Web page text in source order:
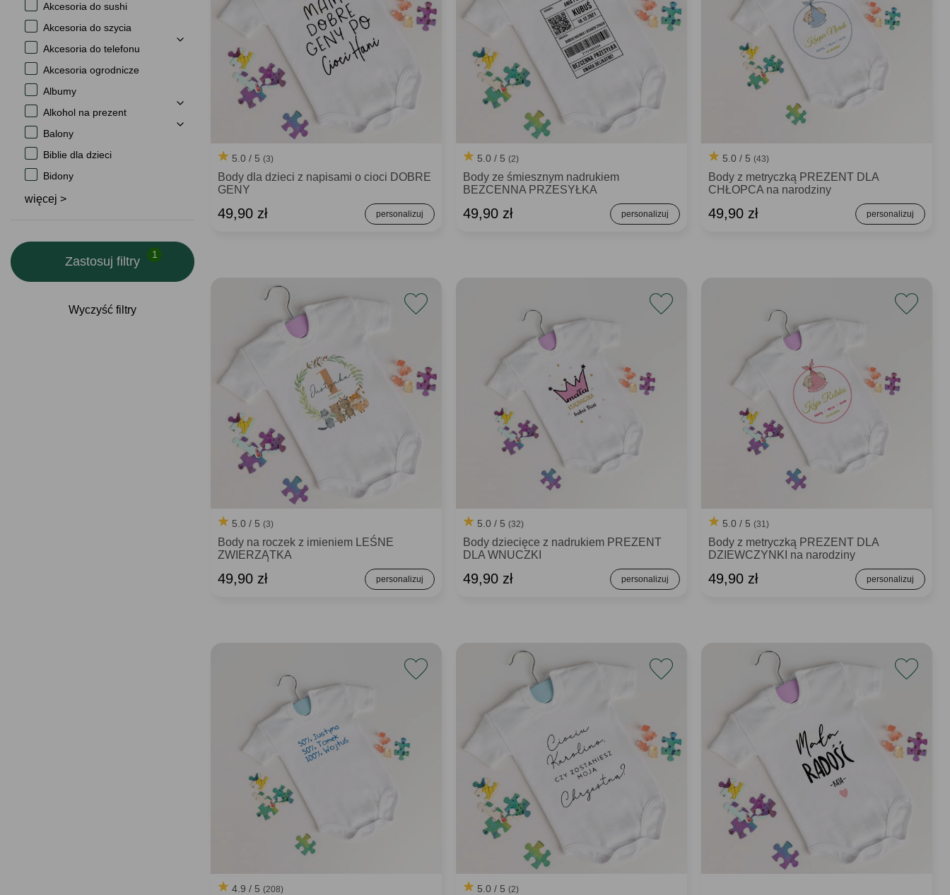
Akcesoria do sushi
Akcesoria do szycia
Akcesoria do telefonu
Akcesoria ogrodnicze
Albumy
Alkohol na prezent
Balony
Biblie dla dzieci
Bidony
więcej >
Zastosuj filtry
Wyczyść filtry
5.0 / 5(3)
Body dla dzieci z napisami o cioci DOBRE
GENY
49,90 zł
5.0 / 5 (2)
Body ze śmiesznym nadrukiem
BEZCENNA PRZESYŁKA
49,90 zł
5.0 / 5 (43)
Body z metryczką PREZENT DLA
CHŁOPCA na narodziny
49,90 zł
5.0 / 5(3)
Body na roczek z imieniem LEŚNE
ZWIERZĄTKA
49,90 zł
5.0 / 5 (32)
Body dziecięce z nadrukiem PREZENT
DLA WNUCZKI
49,90 zł
5.0 / 5 (31)
Body z metryczką PREZENT DLA
DZIEWCZYNKI na narodziny
49,90 zł
4.9 / 5(208) 5.0 / 5 (2)